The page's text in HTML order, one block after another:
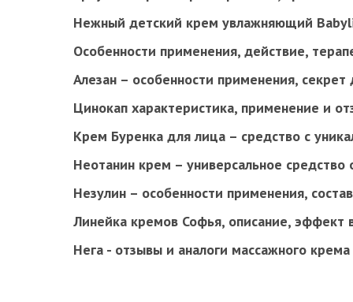
Нежный детский крем увлажняющий
Особенности применения, действие,
Алезан – особенности применения,
Цинокап характеристика, применение и
Крем Буренка для лица – средство с
Неотанин крем – универсальное
Незулин – особенности применения,
Линейка кремов Софья, описание, эффект
Нега - отзывы и аналоги массажного крема